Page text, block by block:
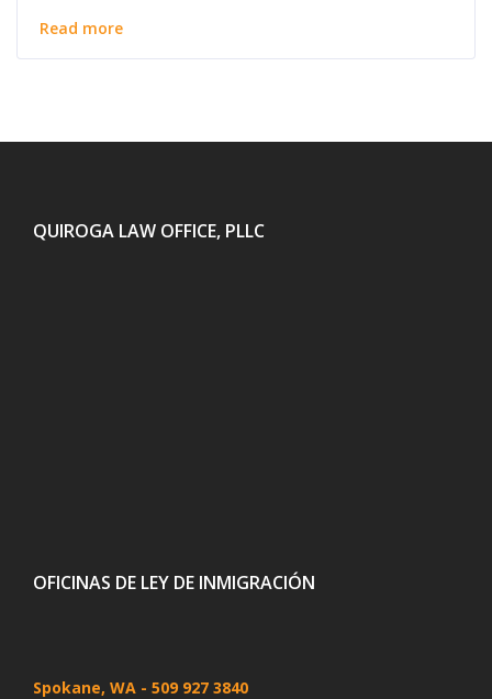
Read more
QUIROGA LAW OFFICE, PLLC
OFICINAS DE LEY DE INMIGRACIÓN
Spokane, WA - 509 927 3840